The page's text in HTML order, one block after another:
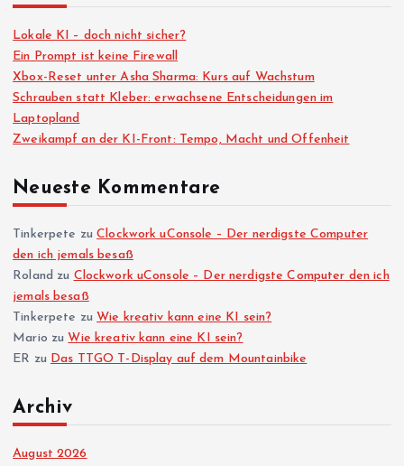
i
t
e
n
n
u
m
m
Lokale KI – doch nicht sicher?
Ein Prompt ist keine Firewall
Xbox-Reset unter Asha Sharma: Kurs auf Wachstum
Schrauben statt Kleber: erwachsene Entscheidungen im
Laptopland
Zweikampf an der KI-Front: Tempo, Macht und Offenheit
Neueste Kommentare
Tinkerpete zuClockwork uConsole – Der nerdigste Computer
den ich jemals besaß
Roland zu Clockwork uConsole – Der nerdigste Computer den ich
jemals besaß
Tinkerpete zu Wie kreativ kann eine KI sein?
Mario zu Wie kreativ kann eine KI sein?
ER zu Das TTGO T-Display auf dem Mountainbike
Archiv
August 2026